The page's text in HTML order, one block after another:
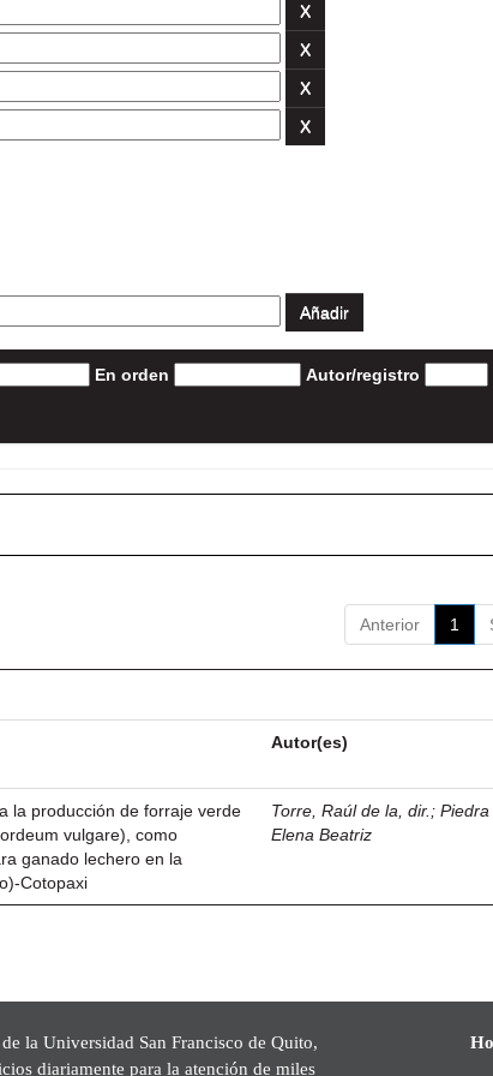
En orden Autor/registro
Anterior 1
Autor(es)
la producción de forraje verde
vulgare), como
ganado lechero en la
Cotopaxi
Torre, Raúl de la, dir. ;Piedra
Elena Beatriz
la Universidad San Francisco de Quito,
diariamente para la atención de miles